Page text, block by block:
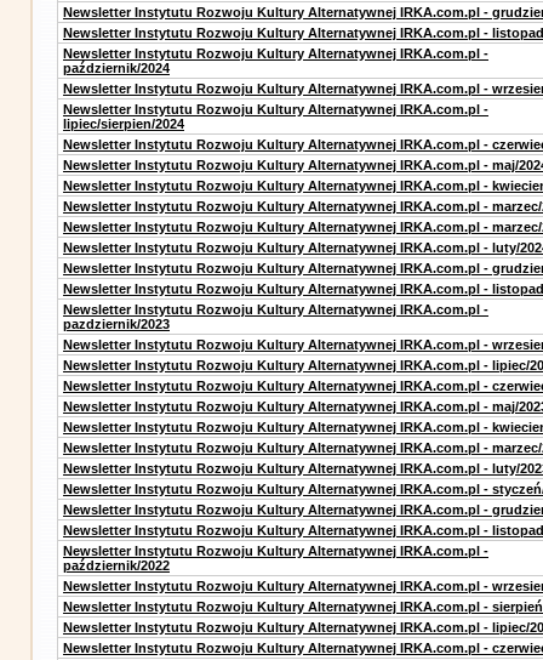
Newsletter Instytutu Rozwoju Kultury Alternatywnej IRKA.com.pl -
Newsletter Instytutu Rozwoju Kultury Alternatywnej IRKA.com.pl -
Newsletter Instytutu Rozwoju Kultury Alternatywnej IRKA.com.pl -
październik/2024
Newsletter Instytutu Rozwoju Kultury Alternatywnej IRKA.com.pl -
Newsletter Instytutu Rozwoju Kultury Alternatywnej IRKA.com.pl -
lipiec/sierpien/2024
Newsletter Instytutu Rozwoju Kultury Alternatywnej IRKA.com.pl -
Newsletter Instytutu Rozwoju Kultury Alternatywnej IRKA.com.pl - maj/
Newsletter Instytutu Rozwoju Kultury Alternatywnej IRKA.com.pl -
Newsletter Instytutu Rozwoju Kultury Alternatywnej IRKA.com.pl - marzec/
Newsletter Instytutu Rozwoju Kultury Alternatywnej IRKA.com.pl - marzec/
Newsletter Instytutu Rozwoju Kultury Alternatywnej IRKA.com.pl - luty/
Newsletter Instytutu Rozwoju Kultury Alternatywnej IRKA.com.pl -
Newsletter Instytutu Rozwoju Kultury Alternatywnej IRKA.com.pl -
Newsletter Instytutu Rozwoju Kultury Alternatywnej IRKA.com.pl -
pazdziernik/2023
Newsletter Instytutu Rozwoju Kultury Alternatywnej IRKA.com.pl -
Newsletter Instytutu Rozwoju Kultury Alternatywnej IRKA.com.pl - lipiec/
Newsletter Instytutu Rozwoju Kultury Alternatywnej IRKA.com.pl -
Newsletter Instytutu Rozwoju Kultury Alternatywnej IRKA.com.pl - maj/
Newsletter Instytutu Rozwoju Kultury Alternatywnej IRKA.com.pl -
Newsletter Instytutu Rozwoju Kultury Alternatywnej IRKA.com.pl - marzec/
Newsletter Instytutu Rozwoju Kultury Alternatywnej IRKA.com.pl - luty/
Newsletter Instytutu Rozwoju Kultury Alternatywnej IRKA.com.pl -
Newsletter Instytutu Rozwoju Kultury Alternatywnej IRKA.com.pl -
Newsletter Instytutu Rozwoju Kultury Alternatywnej IRKA.com.pl -
Newsletter Instytutu Rozwoju Kultury Alternatywnej IRKA.com.pl -
październik/2022
Newsletter Instytutu Rozwoju Kultury Alternatywnej IRKA.com.pl -
Newsletter Instytutu Rozwoju Kultury Alternatywnej IRKA.com.pl -
Newsletter Instytutu Rozwoju Kultury Alternatywnej IRKA.com.pl - lipiec/
Newsletter Instytutu Rozwoju Kultury Alternatywnej IRKA.com.pl -